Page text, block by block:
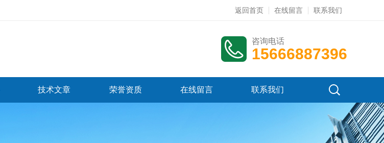
返回首页 在线留言 联系我们
咨询电话
15666887396
技术文章 荣誉资质 在线留言 联系我们